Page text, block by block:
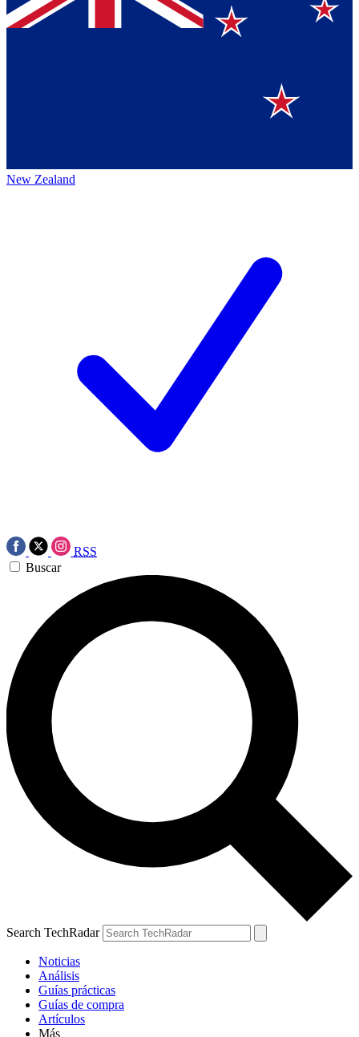
New Zealand
RSS
Buscar
Search TechRadar
Noticias
Análisis
Guías prácticas
Guías de compra
Artículos
Más